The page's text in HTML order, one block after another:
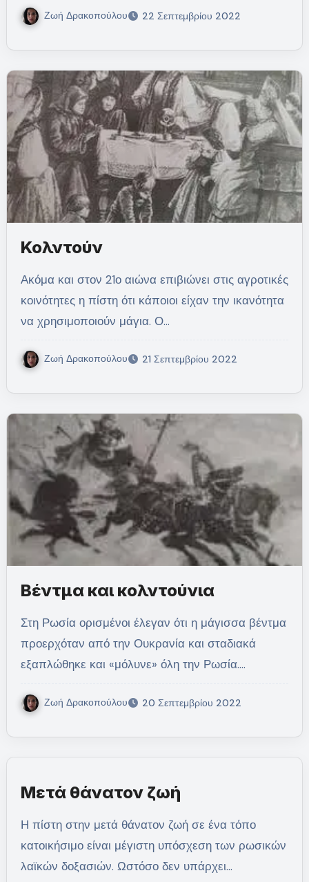
Ζωή Δρακοπούλου 22 Σεπτεμβρίου 2022
Κολντούν
Ακόμα και στον 21ο αιώνα επιβιώνει στις αγροτικές
κοινότητες η πίστη ότι κάποιοι είχαν την ικανότητα
να χρησιμοποιούν μάγια. Ο…
Ζωή Δρακοπούλου 21 Σεπτεμβρίου 2022
Βέντμα και κολντούνια
Στη Ρωσία ορισμένοι έλεγαν ότι η μάγισσα βέντμα
προερχόταν από την Ουκρανία και σταδιακά
εξαπλώθηκε και «μόλυνε» όλη την Ρωσία.…
Ζωή Δρακοπούλου 20 Σεπτεμβρίου 2022
Μετά θάνατον ζωή
Η πίστη στην μετά θάνατον ζωή σε ένα τόπο
κατοικήσιμο είναι μέγιστη υπόσχεση των ρωσικών
λαϊκών δοξασιών. Ωστόσο δεν υπάρχει…